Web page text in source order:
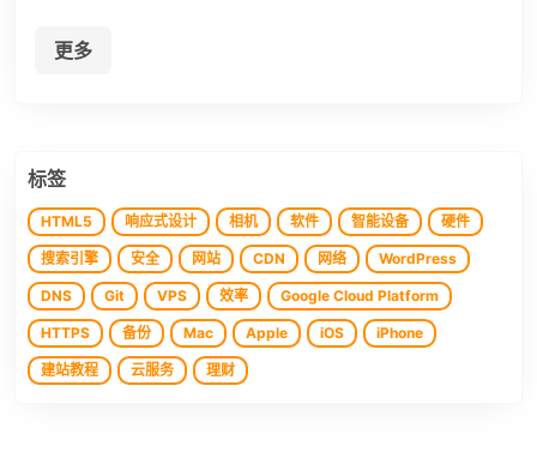
更多
标签
HTML5 响应式设计 相机 软件 智能设备 硬件
搜索引擎 安全 网站 CDN 网络 WordPress
DNS Git VPS 效率 Google Cloud Platform
HTTPS 备份 Mac Apple iOS iPhone
建站教程 云服务 理财